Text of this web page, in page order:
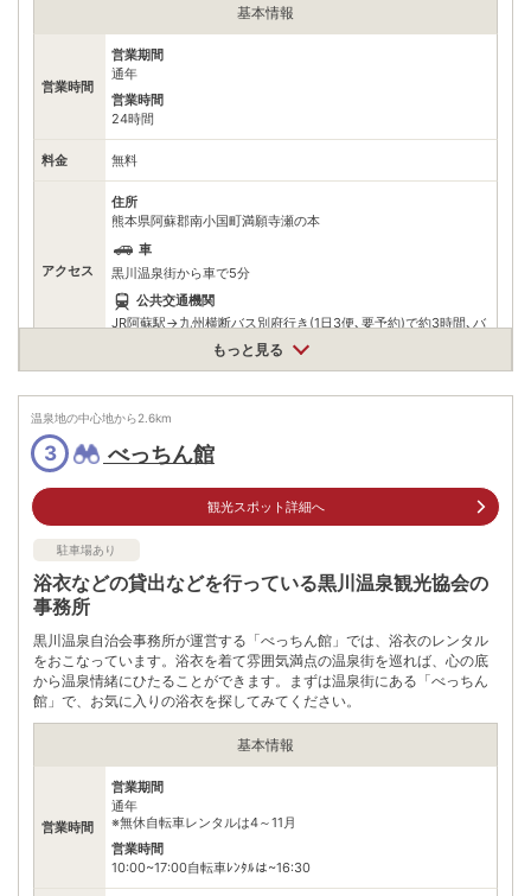
基本情報
営業時間
営業期間
通年
営業時間
24時間
料金 無料
アクセス
住所
熊本県阿蘇郡南小国町満願寺瀬の本
車
黒川温泉街から車で5分
公共交通機関
JR阿蘇駅→九州横断バス別府行き(1日3便､要予約)で約3時間､バ
ス停:黒川温泉下車､車約10分
電話番号
0967421444
問合せください。
※ 料金情報は税込・税抜表記が混ざっております。正しい金額はご利用前にご
自身でお問合せください。
もっと見る
温泉地の中心地から2.6km
3 べっちん館
観光スポット詳細へ
駐車場あり
浴衣などの貸出などを行っている黒川温泉観光協会の
事務所
黒川温泉自治会事務所が運営する「べっちん館」では、浴衣のレンタル
をおこなっています。浴衣を着て雰囲気満点の温泉街を巡れば、心の底
から温泉情緒にひたることができます。まずは温泉街にある「べっちん
館」で、お気に入りの浴衣を探してみてください。
基本情報
営業時間
営業期間
通年
※無休自転車レンタルは4～11月
営業時間
10:00~17:00自転車ﾚﾝﾀﾙは~16:30